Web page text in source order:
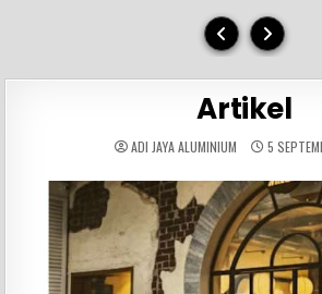
Artikel
ADI JAYA ALUMINIUM 5